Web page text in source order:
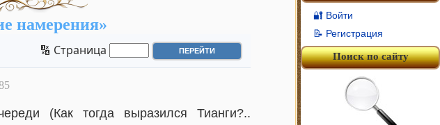
намерения»
🔢 Страница
(Как тогда выразился Тианги?..
🔐 Войти
📝 Регистрация
Поиск по сайту